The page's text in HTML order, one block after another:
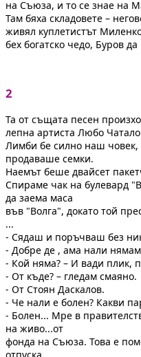
на Съюза, и то се знае на
Там бяха складовете –
живял куплетистът
бех богатско чедо, Буров
2
Та от същата песен
лепна артиста Любо
Лимби бе силно наш
продаваше семки.
Наемът беше двайсет
Спираме чак на булевард
да заема маса
във "Волга", докато той
...
- Сядаш и поръчваш без
- Добре де , ама нали
- Кой няма? – И вади плик,
- От къде? – гледам смаяно.
- От Стоян Даскалов.
- Че нали е болен? Какви
- Болен... Мре в
на живо...от
фонда на Съюза. Това е
отпуска.